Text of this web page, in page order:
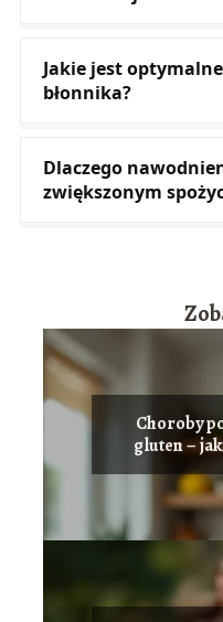
Jakie jest
błonnika?
Dlaczego
zwiększonym
Choroby
gluten –